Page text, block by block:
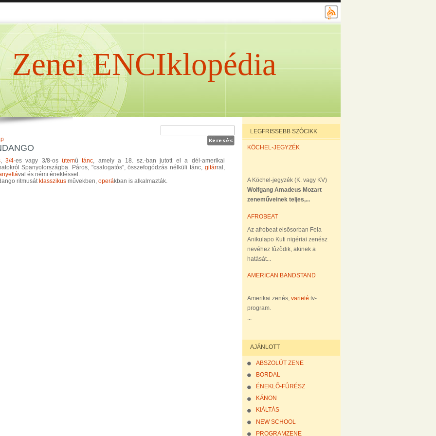
Zenei ENCIklopédia
, 3/4-es vagy 3/8-osütemûtánc, amely a 18. sz.-ban jutott el a dél-amerikai
Spanyolországba. Páros, "csalogatós", összefogódzás nélküli tánc, gitárral,
val és némi énekléssel.
ritmusát klasszikusmûvekben, operákban is alkalmazták.
LEGFRISSEBB SZÓCIKK
KÖCHEL-JEGYZÉK
A Köchel-jegyzék (K. vagy KV)
Wolfgang Amadeus Mozart
zeneműveinek teljes,...
AFROBEAT
Az afrobeat elsõsorban Fela
Anikulapo Kuti nigériai zenész
nevéhez fûzõdik, akinek a
hatását...
AMERICAN BANDSTAND
Amerikai zenés, varieté tv-
program.
...
AJÁNLOTT
ABSZOLÚT ZENE
BORDAL
ÉNEKLÕ-FÛRÉSZ
KÁNON
KIÁLTÁS
NEW SCHOOL
PROGRAMZENE